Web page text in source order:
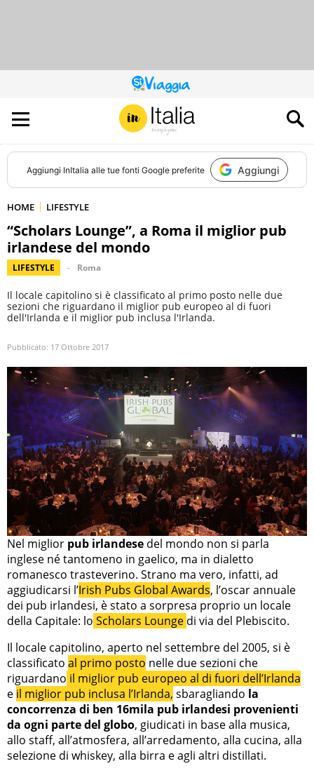
QUESTO
SITO
CONTRIBUISCE
ALL’AUDIENCE
DI
Aggiungi InItalia alle tue fonti Google preferite Aggiungi
HOME LIFESTYLE
“Scholars Lounge”, a Roma il miglior pub
irlandese del mondo
LIFESTYLE Roma
Il locale capitolino si è classificato al primo posto nelle due
sezioni che riguardano il miglior pub europeo al di fuori
dell'Irlanda e il miglior pub inclusa l'Irlanda.
Pubblicato: 17 Ottobre 2017
Nel miglior pub irlandese del mondo non si parla
inglese né tantomeno in gaelico, ma in dialetto
romanesco trasteverino. Strano ma vero, infatti, ad
aggiudicarsi l’Irish Pubs Global Awards, l’oscar annuale
dei pub irlandesi, è stato a sorpresa proprio un locale
della Capitale: lo Scholars Lounge di via del Plebiscito.
Il locale capitolino, aperto nel settembre del 2005, si è
classificato al primo posto nelle due sezioni che
riguardano il miglior pub europeo al di fuori dell’Irlanda
e il miglior pub inclusa l’Irlanda, sbaragliando la
concorrenza di ben 16mila pub irlandesi provenienti
da ogni parte del globo, giudicati in base alla musica,
allo staff, all’atmosfera, all’arredamento, alla cucina, alla
selezione di whiskey, alla birra e agli altri distillati.